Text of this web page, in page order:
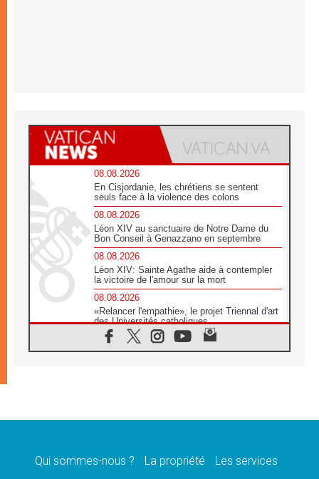
08.08.2026
En Cisjordanie, les chrétiens se sentent
seuls face à la violence des colons
08.08.2026
Léon XIV au sanctuaire de Notre Dame du
Bon Conseil à Genazzano en septembre
08.08.2026
Léon XIV: Sainte Agathe aide à contempler
la victoire de l'amour sur la mort
08.08.2026
«Relancer l'empathie», le projet Triennal d'art
des Universités catholiques
08.08.2026
Signis 2026, donner la parole aux religieuses
07.08.2026
07.08.2026
Qui sommes-nous ? La propriété Les services